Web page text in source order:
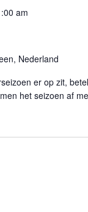
am
Nederland
er op zit,
het seizoen af